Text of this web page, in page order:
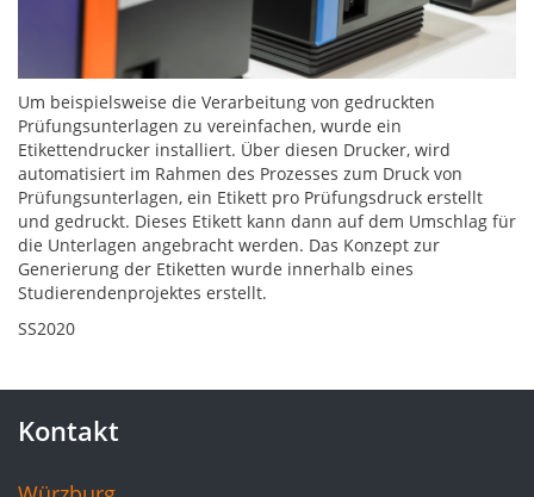
Um beispielsweise die Verarbeitung von gedruckten
Prüfungsunterlagen zu vereinfachen, wurde ein
Etikettendrucker installiert. Über diesen Drucker, wird
automatisiert im Rahmen des Prozesses zum Druck von
Prüfungsunterlagen, ein Etikett pro Prüfungsdruck erstellt
und gedruckt. Dieses Etikett kann dann auf dem Umschlag für
die Unterlagen angebracht werden. Das Konzept zur
Generierung der Etiketten wurde innerhalb eines
Studierendenprojektes erstellt.
SS2020
Kontakt